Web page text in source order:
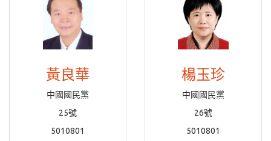
黃良華
中國國民黨
25號
5010801
楊玉珍
中國國民黨
26號
5010801